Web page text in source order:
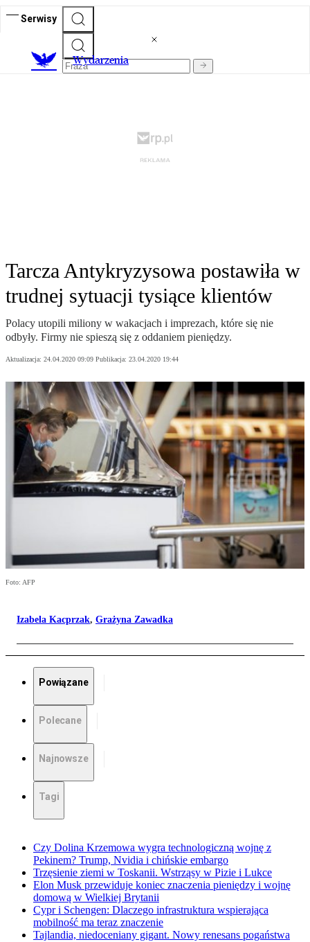
Serwisy
Wydarzenia
Tarcza Antykryzysowa postawiła w
trudnej sytuacji tysiące klientów
Polacy utopili miliony w wakacjach i imprezach, które się nie
odbyły. Firmy nie spieszą się z oddaniem pieniędzy.
Aktualizacja: 24.04.2020 09:09 Publikacja: 23.04.2020 19:44
Foto: AFP
Izabela Kacprzak, Grażyna Zawadka
Powiązane
Polecane
Najnowsze
Tagi
Czy Dolina Krzemowa wygra technologiczną wojnę z
Pekinem? Trump, Nvidia i chińskie embargo
Trzęsienie ziemi w Toskanii. Wstrząsy w Pizie i Lukce
Elon Musk przewiduje koniec znaczenia pieniędzy i wojnę
domową w Wielkiej Brytanii
Cypr i Schengen: Dlaczego infrastruktura wspierająca
mobilność ma teraz znaczenie
Tajlandia, niedoceniany gigant. Nowy renesans pogaństwa